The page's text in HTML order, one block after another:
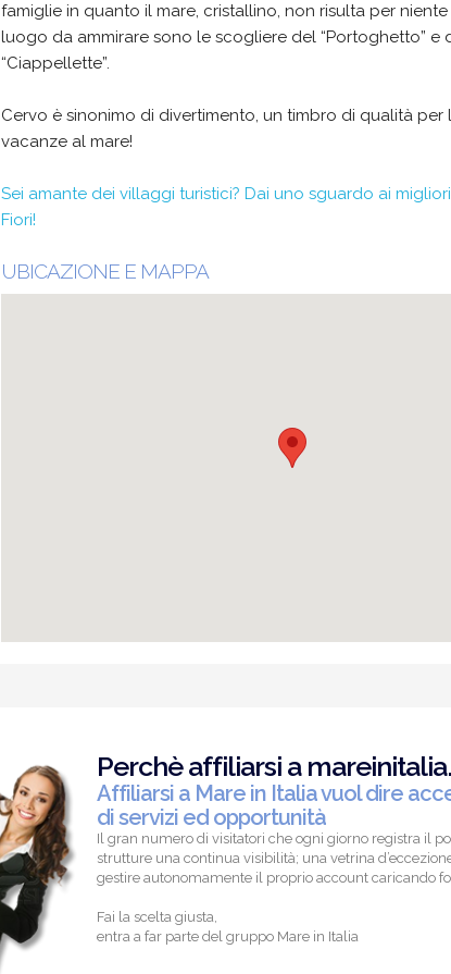
famiglie in quanto il mare, cristallino, non risulta per
luogo da ammirare sono le scogliere del “Portoghetto” e
“Ciappellette”.
Cervo è sinonimo di divertimento, un timbro di qualità per
vacanze al mare!
Sei amante dei villaggi turistici? Dai uno sguardo ai
Fiori!
UBICAZIONE E MAPPA
Perchè affiliarsi a
Affiliarsi a Mare in Italia vuol dire
di servizi ed opportunità
Il gran numero di visitatori che ogni giorno registra il
strutture una continua visibilità; una vetrina
gestire autonomamente il proprio account caricando
Fai la scelta giusta,
entra a far parte del gruppo Mare in Italia